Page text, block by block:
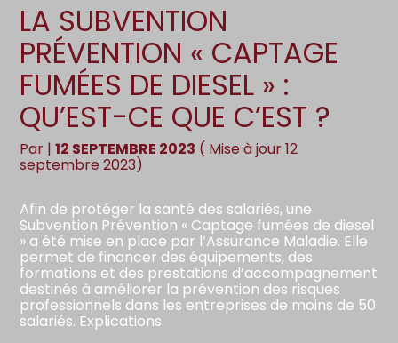
LA SUBVENTION
PRÉVENTION « CAPTAGE
FUMÉES DE DIESEL » :
QU’EST-CE QUE C’EST ?
Par |12 SEPTEMBRE 2023 ( Mise à jour 12
septembre 2023)
Afin de protéger la santé des salariés, une
Subvention Prévention « Captage fumées de diesel
» a été mise en place par l’Assurance Maladie. Elle
permet de financer des équipements, des
formations et des prestations d’accompagnement
destinés à améliorer la prévention des risques
professionnels dans les entreprises de moins de 50
salariés. Explications.